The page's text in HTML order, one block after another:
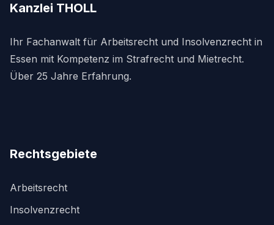
Kanzlei THOLL
Ihr Fachanwalt für Arbeitsrecht und Insolvenzrecht in
Essen mit Kompetenz im Strafrecht und Mietrecht.
Über 25 Jahre Erfahrung.
Rechtsgebiete
Arbeitsrecht
Insolvenzrecht